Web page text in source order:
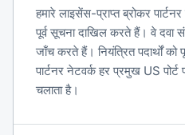
हमारे लाइसेंस-प्राप्त ब्रोकर
पूर्व सूचना दाखिल करते हैं। वे दवा
जाँच करते हैं। नियंत्रित पदार्थों को
पार्टनर नेटवर्क हर प्रमुख US पोर्ट
चलाता है।